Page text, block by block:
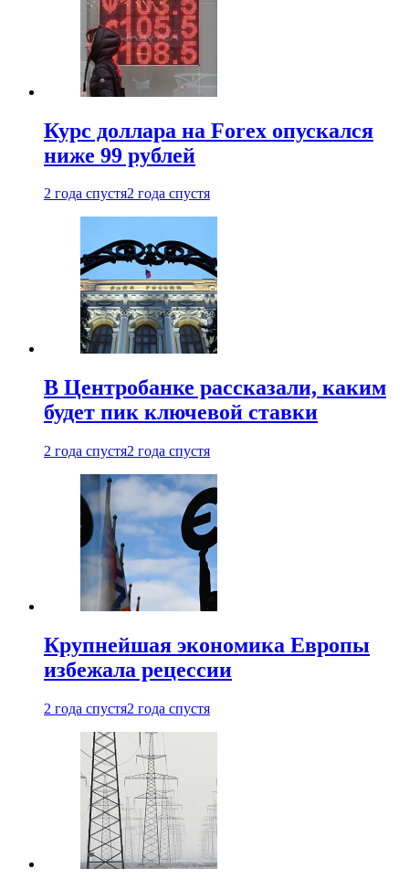
Курс доллара на Forex опускался
ниже 99 рублей
2 года спустя2 года спустя
В Центробанке рассказали, каким
будет пик ключевой ставки
2 года спустя2 года спустя
Крупнейшая экономика Европы
избежала рецессии
2 года спустя2 года спустя